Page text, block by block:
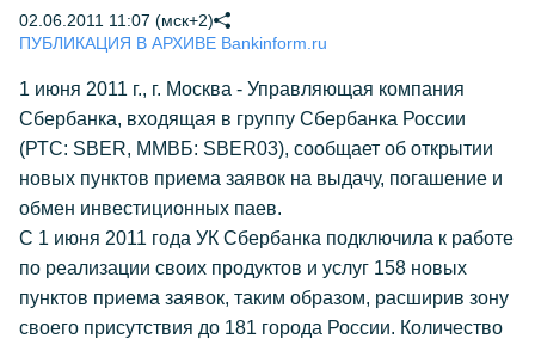
02.06.2011 11:07 (мск+2)
ПУБЛИКАЦИЯ В АРХИВЕ Bankinform.ru
1 июня 2011 г., г. Москва - Управляющая компания
Сбербанка, входящая в группу Сбербанка России
(РТС: SBER, ММВБ: SBER03), сообщает об открытии
новых пунктов приема заявок на выдачу, погашение и
обмен инвестиционных паев.
С 1 июня 2011 года УК Сбербанка подключила к работе
по реализации своих продуктов и услуг 158 новых
пунктов приема заявок, таким образом, расширив зону
своего присутствия до 181 города России. Количество